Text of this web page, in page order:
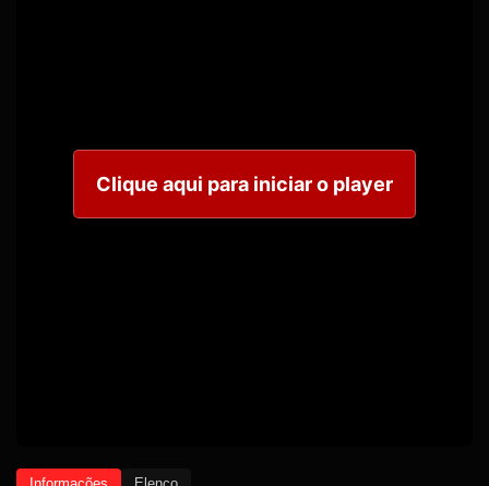
Clique aqui para iniciar o player
Informações Elenco